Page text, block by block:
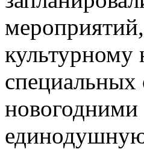
культурному
специальных